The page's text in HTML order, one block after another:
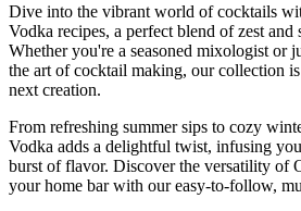
Dive into the vibrant world of cocktails
Vodka recipes, a perfect blend of zest
Whether you're a seasoned mixologist or
the art of cocktail making, our collection
next creation.
From refreshing summer sips to cozy
Vodka adds a delightful twist, infusing
burst of flavor. Discover the versatility of
your home bar with our easy-to-follow,